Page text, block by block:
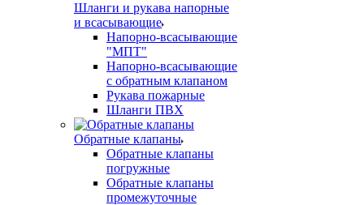
Шланги и рукава напорные
и всасывающие
Напорно-всасывающие
"МПТ"
Напорно-всасывающие
с обратным клапаном
Рукава пожарные
Шланги ПВХ
Обратные клапаны
Обратные клапаны
погружные
Обратные клапаны
промежуточные